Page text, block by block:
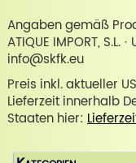
Angaben gemäß
ATIQUE IMPORT, S.L.
info@skfk.eu
Preis inkl. aktueller
Lieferzeit innerhalb
Staaten hier: